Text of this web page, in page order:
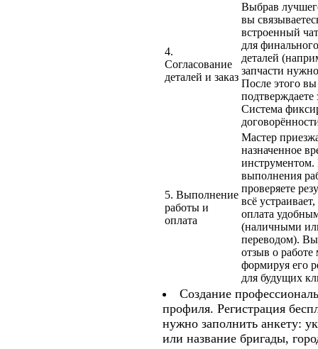
4.
Согласование
деталей и заказ
Выбрав
вы
встроенный
для
деталей
запчасти
После этого вы
подтверждаете
Система
5. Выполнение
работы и
оплата
Мастер
назначенное
инструментом.
выполнения
проверяете
всё
оплата
(наличными
переводом). Вы
отзыв о работе
формируя его
для будущих
Создание
профиля. Регистрация
нужно заполнить анкету:
или название бригады,